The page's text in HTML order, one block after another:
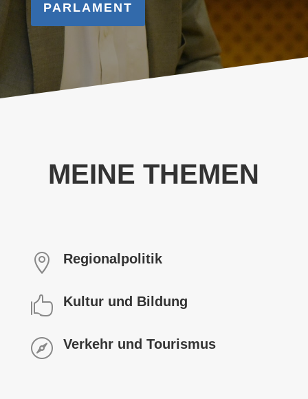
PARLAMENT
MEINE THEMEN
 Regionalpolitik
 Kultur und Bildung
 Verkehr und Tourismus